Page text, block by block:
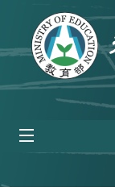
跳到主要內容區塊